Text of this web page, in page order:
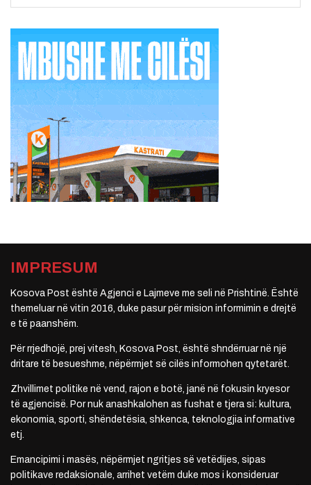
IMPRESUM
Kosova Post është Agjenci e Lajmeve me seli në Prishtinë. Është
themeluar në vitin 2016, duke pasur për mision informimin e drejtë
e të paanshëm.
Për rrjedhojë, prej vitesh, Kosova Post, është shndërruar në një
dritare të besueshme, nëpërmjet së cilës informohen qytetarët.
Zhvillimet politike në vend, rajon e botë, janë në fokusin kryesor
të agjencisë. Por nuk anashkalohen as fushat e tjera si: kultura,
ekonomia, sporti, shëndetësia, shkenca, teknologjia informative
etj.
Emancipimi i masës, nëpërmjet ngritjes së vetëdijes, sipas
politikave redaksionale, arrihet vetëm duke mos i konsideruar